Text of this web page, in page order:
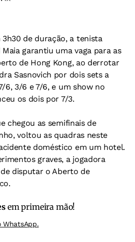
de duração, a tenista
garantiu uma vaga para as
de Hong Kong, ao derrotar
Sasnovich por dois sets a
6, 3/6 e 7/6, e um show no
os dois por 7/3.
chegou as semifinais de
voltou as quadras neste
doméstico em um hotel.
graves, a jogadora
disputar o Aberto de
em primeira mão!
WhatsApp.